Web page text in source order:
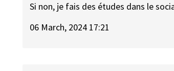
Si non, je fais des études dans le
06 March, 2024 17:21